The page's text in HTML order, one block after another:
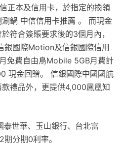
正本及信用卡，於指定的換領
鍋 中信信用卡推薦 。 而現金
符合簽賬要求後的3個月內，
銀國際Motion及信銀國際信用
免費自由鳥Mobile 5GB月費計
現金回贈。 信銀國際中國國航
禮品外，更提供4,000鳳凰知
泰世華、玉山銀行、台北富
分期0利率。